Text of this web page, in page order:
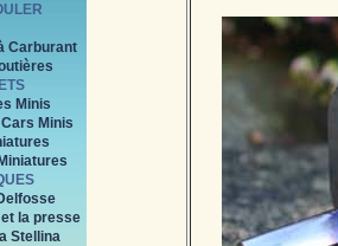
Carburant
Minis
Minis
la presse
Stellina